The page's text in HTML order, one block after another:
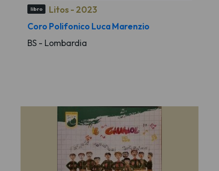
libro
Litos - 2023
Coro Polifonico Luca Marenzio
BS - Lombardia